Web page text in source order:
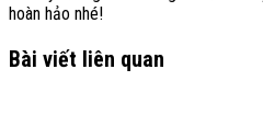
hoàn hảo nhé!
Bài viết liên quan